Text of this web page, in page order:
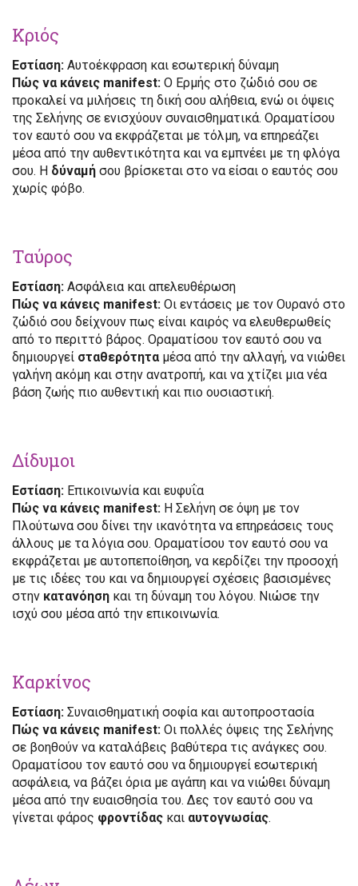
Κριός
Εστίαση: Αυτοέκφραση και εσωτερική δύναμη
Πώς να κάνεις manifest: Ο Ερμής στο ζώδιό σου σε
προκαλεί να μιλήσεις τη δική σου αλήθεια, ενώ οι όψεις
της Σελήνης σε ενισχύουν συναισθηματικά. Οραματίσου
τον εαυτό σου να εκφράζεται με τόλμη, να επηρεάζει
μέσα από την αυθεντικότητα και να εμπνέει με τη φλόγα
σου. Η δύναμή σου βρίσκεται στο να είσαι ο εαυτός σου
χωρίς φόβο.
Ταύρος
Εστίαση: Ασφάλεια και απελευθέρωση
Πώς να κάνεις manifest: Οι εντάσεις με τον Ουρανό στο
ζώδιό σου δείχνουν πως είναι καιρός να ελευθερωθείς
από το περιττό βάρος. Οραματίσου τον εαυτό σου να
δημιουργεί σταθερότηταμέσα από την αλλαγή, να νιώθει
γαλήνη ακόμη και στην ανατροπή, και να χτίζει μια νέα
βάση ζωής πιο αυθεντική και πιο ουσιαστική.
Δίδυμοι
Εστίαση: Επικοινωνία και ευφυΐα
Πώς να κάνεις manifest: Η Σελήνη σε όψη με τον
Πλούτωνα σου δίνει την ικανότητα να επηρεάσεις τους
άλλους με τα λόγια σου. Οραματίσου τον εαυτό σου να
εκφράζεται με αυτοπεποίθηση, να κερδίζει την προσοχή
με τις ιδέες του και να δημιουργεί σχέσεις βασισμένες
στην κατανόηση και τη δύναμη του λόγου. Νιώσε την
ισχύ σου μέσα από την επικοινωνία.
Καρκίνος
Εστίαση: Συναισθηματική σοφία και αυτοπροστασία
Πώς να κάνεις manifest: Οι πολλές όψεις της Σελήνης
σε βοηθούν να καταλάβεις βαθύτερα τις ανάγκες σου.
Οραματίσου τον εαυτό σου να δημιουργεί εσωτερική
ασφάλεια, να βάζει όρια με αγάπη και να νιώθει δύναμη
μέσα από την ευαισθησία του. Δες τον εαυτό σου να
γίνεται φάρος φροντίδας και αυτογνωσίας.